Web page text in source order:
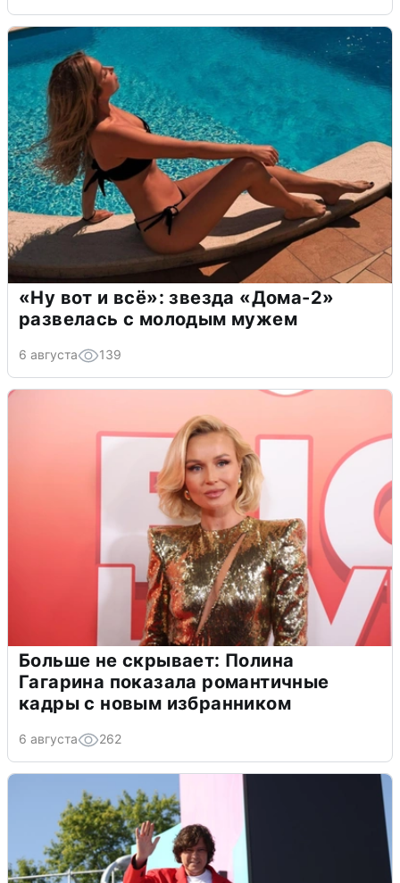
«Ну вот и всё»: звезда «Дома-2»
развелась с молодым мужем
6 августа 139
Больше не скрывает: Полина
Гагарина показала романтичные
кадры с новым избранником
6 августа 262